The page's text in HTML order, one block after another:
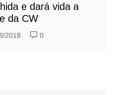
e dará vida a
da CW
2018 0